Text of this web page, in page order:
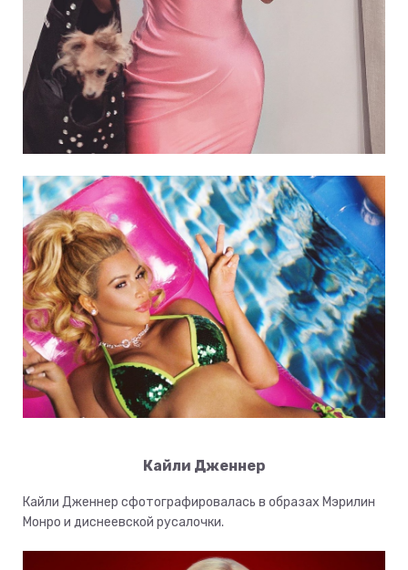
Кайли Дженнер
Кайли Дженнер сфотографировалась в образах Мэрилин
Монро и диснеевской русалочки.